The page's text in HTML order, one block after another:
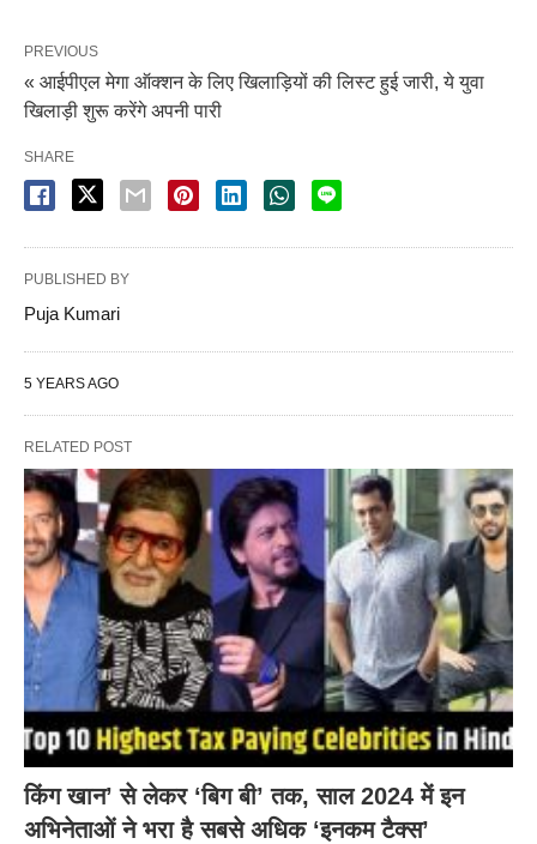
PREVIOUS
« आईपीएल मेगा ऑक्शन के लिए खिलाड़ियों की लिस्ट हुई जारी, ये युवा
खिलाड़ी शुरू करेंगे अपनी पारी
SHARE
PUBLISHED BY
Puja Kumari
5 YEARS AGO
RELATED POST
किंग खान’ से लेकर ‘बिग बी’ तक, साल 2024 में इन
अभिनेताओं ने भरा है सबसे अधिक ‘इनकम टैक्स’